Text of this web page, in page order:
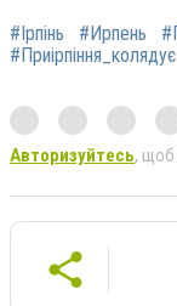
#Ірпінь #Ирпень
#Приірпіння_колядує
Авторизуйтесь, щоб